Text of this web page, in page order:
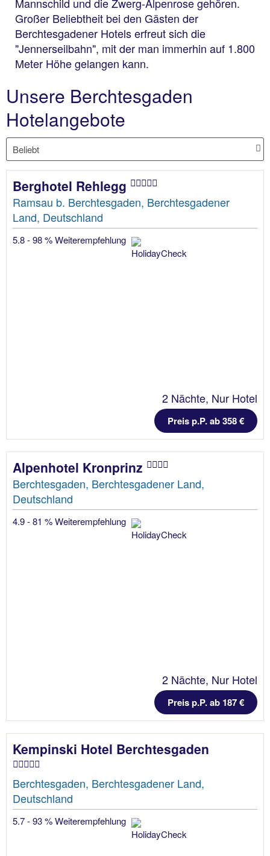
Großer Beliebtheit bei den Gästen der
Berchtesgadener Hotels erfreut sich die
"Jennerseilbahn", mit der man immerhin auf 1.800
Meter Höhe gelangen kann.
Unsere Berchtesgaden
Hotelangebote
Berghotel Rehlegg
Ramsau b. Berchtesgaden, Berchtesgadener
Land, Deutschland
5.8 - 98 % Weiterempfehlung
2 Nächte, Nur Hotel
Preis p.P. ab 358 €
Alpenhotel Kronprinz
Berchtesgaden, Berchtesgadener Land,
Deutschland
4.9 - 81 % Weiterempfehlung
2 Nächte, Nur Hotel
Preis p.P. ab 187 €
Kempinski Hotel Berchtesgaden
Berchtesgaden, Berchtesgadener Land,
Deutschland
5.7 - 93 % Weiterempfehlung